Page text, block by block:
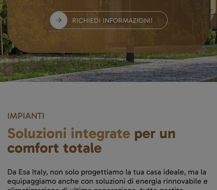
RICHIEDI INFORMAZIONI!
IMPIANTI
Soluzioni integrate per un
comfort totale
Da Esa Italy, non solo progettiamo la tua casa ideale, ma la
equipaggiamo anche con soluzioni di energia rinnovabile e